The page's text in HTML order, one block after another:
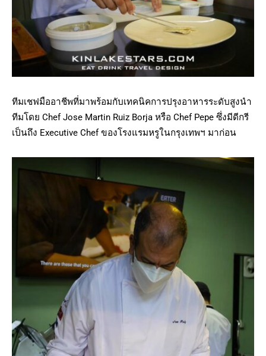
ทีมเชฟมืออาชีพที่มาพร้อมกับเทคนิคการปรุงอาหารระดับสูงนำ
ทีมโดย Chef Jose Martin Ruiz Borja หรือ Chef Pepe ซึ่งมีดีกรี
เป็นถึง Executive Chef ของโรงแรมหรูในกรุงเทพฯ มาก่อน